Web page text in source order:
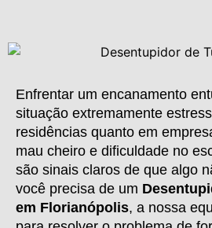
Enfrentar um encanamento
situação extremamente
residências quanto em
mau cheiro e dificuldade no
são sinais claros de que algo
você precisa de um
em Florianópolis, a nossa